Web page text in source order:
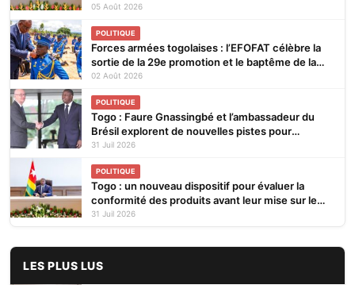
05 Août 2026
POLITIQUE
Forces armées togolaises : l’EFOFAT célèbre la
sortie de la 29e promotion et le baptême de la
30e
02 Août 2026
POLITIQUE
Togo : Faure Gnassingbé et l’ambassadeur du
Brésil explorent de nouvelles pistes pour
renforcer la coopération bilatérale
31 Juil 2026
POLITIQUE
Togo : un nouveau dispositif pour évaluer la
conformité des produits avant leur mise sur le
marché
31 Juil 2026
LES PLUS LUS